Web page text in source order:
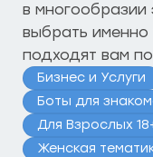
в
выбрать именно
подходят вам
Бизнес и Услуги
Боты для
Для Взрослых
Женская